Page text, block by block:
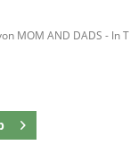
MOM AND DADS - In